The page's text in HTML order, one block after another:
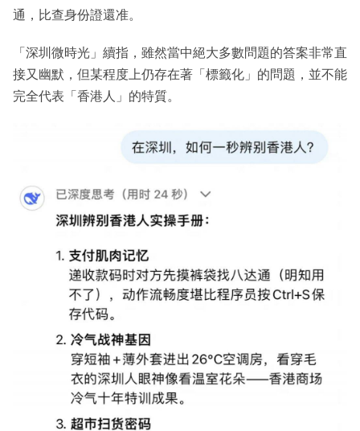
通，比查身份證還准。
「深圳微時光」續指，雖然當中絕大多數問題的答案非常直
接又幽默，但某程度上仍存在著「標籤化」的問題，並不能
完全代表「香港人」的特質。